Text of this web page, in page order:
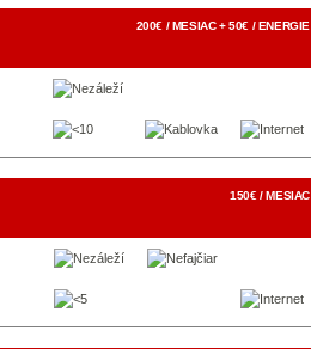
200€ / MESIAC + 50€ / ENERGIE
150€ / MESIAC